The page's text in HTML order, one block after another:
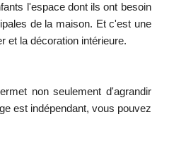
l'espace dont ils ont besoin
de la maison. Et c'est une
et la décoration intérieure.
non seulement d'agrandir
est indépendant, vous pouvez